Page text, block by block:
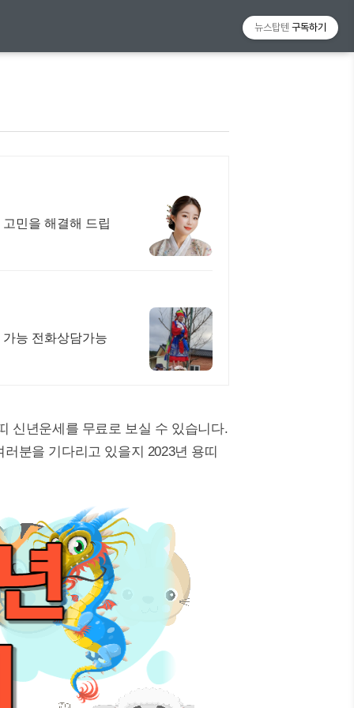
민을 해결해 드립
능 전화상담가능
신년운세를 무료로 보실 수 있습니다.
분을 기다리고 있을지 2023년 용띠
뉴스탑텐 구독하기